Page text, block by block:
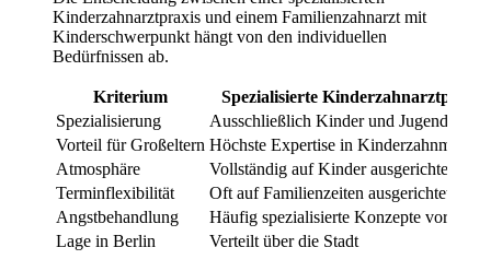
Kinderzahnarztpraxis und einem Familienzahnarzt mit
Kinderschwerpunkt hängt von den individuellen
Bedürfnissen ab.
Kriterium
Spezialisierte Kinderzahnarztpraxis
Spezialisierung
Ausschließlich Kinder und Jugendliche
Vorteil für Großeltern Höchste Expertise in
Atmosphäre
Vollständig auf Kinder ausgerichtet
Terminflexibilität
Oft auf Familienzeiten ausgerichtet
Angstbehandlung
Häufig spezialisierte Konzepte
Lage in Berlin
Verteilt über die Stadt